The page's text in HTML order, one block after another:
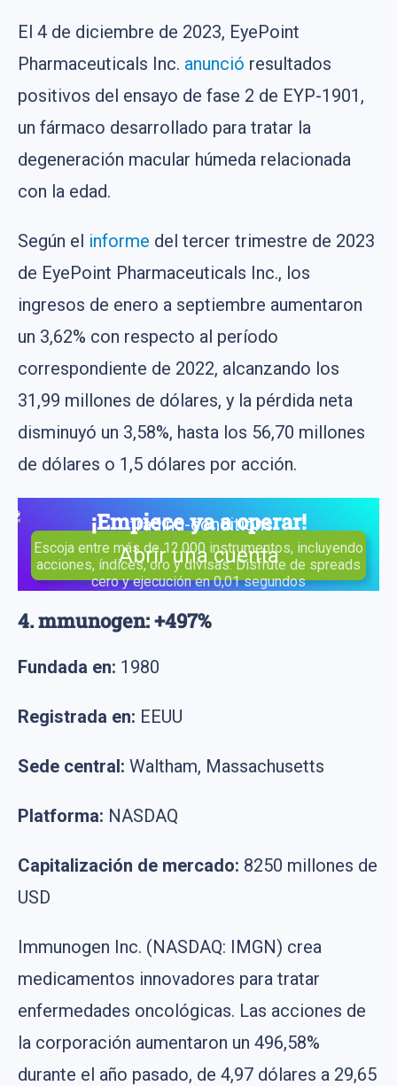
El 4 de diciembre de 2023, EyePoint
Pharmaceuticals Inc. anunció resultados
positivos del ensayo de fase 2 de EYP-1901,
un fármaco desarrollado para tratar la
degeneración macular húmeda relacionada
con la edad.
Según el informe del tercer trimestre de 2023
de EyePoint Pharmaceuticals Inc., los
ingresos de enero a septiembre aumentaron
un 3,62% con respecto al período
correspondiente de 2022, alcanzando los
31,99 millones de dólares, y la pérdida neta
disminuyó un 3,58%, hasta los 56,70 millones
de dólares o 1,5 dólares por acción.
¡Empiece ya a operar!
Escoja entre más de 12.000 instrumentos, incluyendo
acciones, índices, oro y divisas. Disfrute de spreads
cero y ejecución en 0,01 segundos
Abrir una cuenta
4. mmunogen: +497%
Fundada en: 1980
Registrada en: EEUU
Sede central: Waltham, Massachusetts
Platforma: NASDAQ
Capitalización de mercado: 8250 millones de
USD
Immunogen Inc. (NASDAQ: IMGN) crea
medicamentos innovadores para tratar
enfermedades oncológicas. Las acciones de
la corporación aumentaron un 496,58%
durante el año pasado, de 4,97 dólares a 29,65